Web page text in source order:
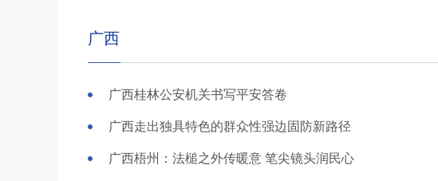
广西
广西桂林公安机关书写平安答卷
广西走出独具特色的群众性强边固防新路径
广西梧州：法槌之外传暖意 笔尖镜头润民心